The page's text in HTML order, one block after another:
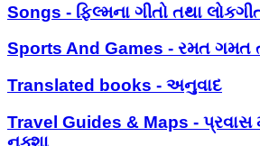
Songs - ફિલ્મના ગીતો તથા
Sports And Games - રમત ગમત
Translated books - અનુવાદ
Travel Guides & Maps - પ્રવાસ
નક્શા